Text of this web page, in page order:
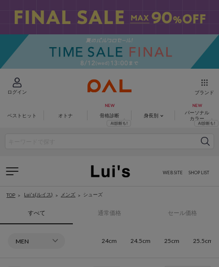
ログイン ブランド
ベストヒット オトナ 骨格診断 身長別
パーソナル
カラー
WEB SITE SHOP LIST
TOP Lui's(ルイス) メンズ シューズ
すべて 通常価格 セール価格
24cm 24.5cm 25cm 25.5cm